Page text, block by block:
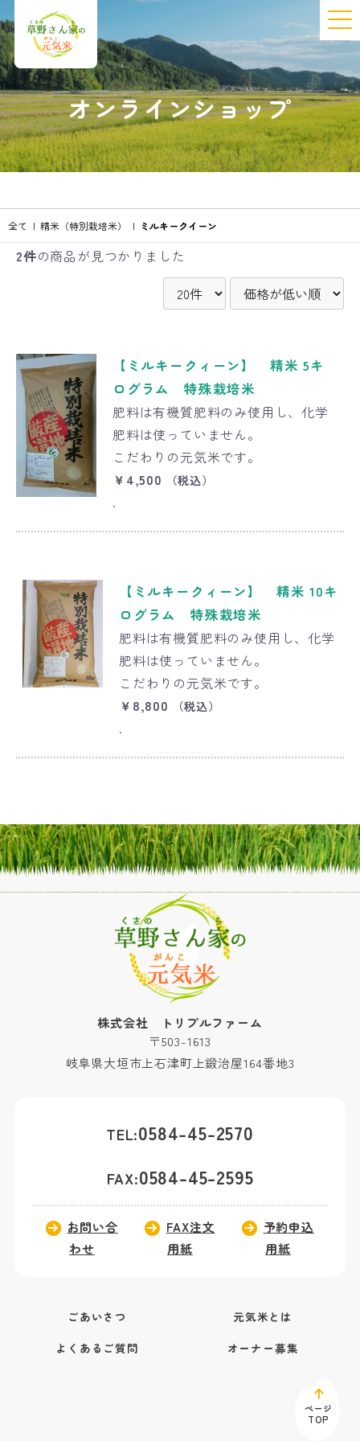
オンラインショップ
全て | 精米（特別栽培米） | ミルキークイーン
2件の商品が見つかりました
【ミルキークィーン】 精米 5キ
ログラム 特殊栽培米
肥料は有機質肥料のみ使用し、化学
肥料は使っていません。
こだわりの元気米です。
￥4,500
（税込）
.
【ミルキークィーン】 精米 10キ
ログラム 特殊栽培米
肥料は有機質肥料のみ使用し、化学
肥料は使っていません。
こだわりの元気米です。
￥8,800
（税込）
.
株式会社 トリプルファーム
〒503-1613
岐阜県大垣市上石津町上鍛治屋164番地3
TEL:0584-45-2570
FAX:0584-45-2595
お問い合
わせ
FAX注文
用紙
予約申込
用紙
ごあいさつ
元気米とは
よくあるご質問
オーナー募集
ページ
TOP